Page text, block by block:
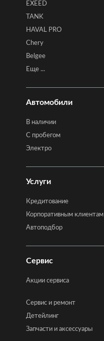
EXEED
TANK
HAVAL PRO
Chery
Belgee
Еще ...
Автомобили
В наличии
C пробегом
Электро
Услуги
Кредитование
Корпоративным клиентам
Автоподбор
Сервис
Акции сервиса
Сервис и ремонт
Детейлинг
Запчасти и аксессуары